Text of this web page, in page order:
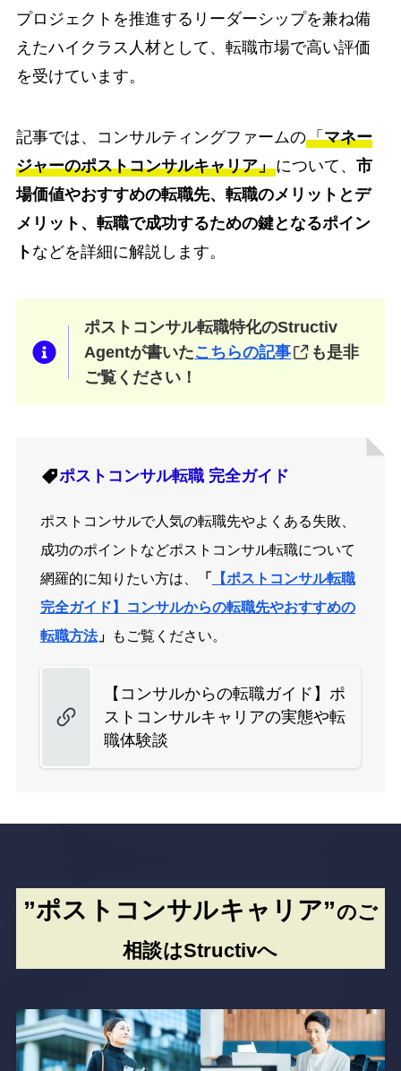
プロジェクトを推進するリーダーシップを兼ね備
えたハイクラス人材として、転職市場で高い評価
を受けています。
記事では、コンサルティングファームの「マネー
ジャーのポストコンサルキャリア」について、 市
場価値やおすすめの転職先、転職のメリットとデ
メリット、転職で成功するための鍵となるポイン
ト などを詳細に解説します。
ポストコンサル転職特化のStructiv
Agentが書いたこちらの記事
も是非
ご覧ください！
ポストコンサル転職 完全ガイド
ポストコンサルで人気の転職先やよくある失敗、
成功のポイントなどポストコンサル転職について
網羅的に知りたい方は、
「 【ポストコンサル転職
完全ガイド】コンサルからの転職先やおすすめの
転職方法」 もご覧ください。
【コンサルからの転職ガイド】ポ
ストコンサルキャリアの実態や転
職体験談
”ポストコンサルキャリア”のご
相談はStructivへ